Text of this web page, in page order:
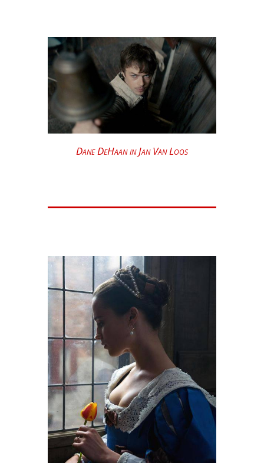
Dane DeHaan in Jan Van Loos